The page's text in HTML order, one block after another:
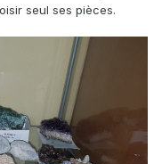
seul ses pièces.